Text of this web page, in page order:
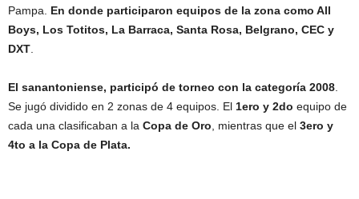
Pampa.
En donde participaron equipos de la zona como All
Boys, Los Totitos, La Barraca, Santa Rosa, Belgrano, CEC y
DXT
El sanantoniense, participó de torneo con la categoría 2008
Se jugó dividido en 2 zonas de 4 equipos. El 1ero y 2do equipo de
cada una clasificaban a la Copa de Oro , mientras que el 3ero y
4to a la Copa de Plata.